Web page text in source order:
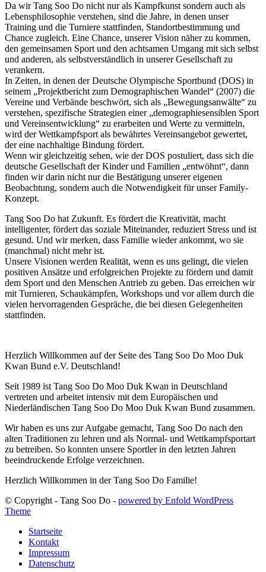
Da wir Tang Soo Do nicht nur als Kampfkunst sondern auch als
Lebensphilosophie verstehen, sind die Jahre, in denen unser
Training und die Turniere stattfinden, Standortbestimmung und
Chance zugleich. Eine Chance, unserer Vision näher zu kommen,
den gemeinsamen Sport und den achtsamen Umgang mit sich selbst
und anderen, als selbstverständlich in unserer Gesellschaft zu
verankern.
In Zeiten, in denen der Deutsche Olympische Sportbund (DOS) in
seinem „Projektbericht zum Demographischen Wandel“ (2007) die
Vereine und Verbände beschwört, sich als „Bewegungsanwälte“ zu
verstehen, spezifische Strategien einer „demographiesensiblen Sport
und Vereinsentwicklung“ zu erarbeiten und Werte zu vermitteln,
wird der Wettkampfsport als bewährtes Vereinsangebot gewertet,
der eine nachhaltige Bindung fördert.
Wenn wir gleichzeitig sehen, wie der DOS postuliert, dass sich die
deutsche Gesellschaft der Kinder und Familien „entwöhnt“, dann
finden wir darin nicht nur die Bestätigung unserer eigenen
Beobachtung, sondern auch die Notwendigkeit für unser Family-
Konzept.
Tang Soo Do hat Zukunft. Es fördert die Kreativität, macht
intelligenter, fördert das soziale Miteinander, reduziert Stress und ist
gesund. Und wir merken, dass Familie wieder ankommt, wo sie
(manchmal) nicht mehr ist.
Unsere Visionen werden Realität, wenn es uns gelingt, die vielen
positiven Ansätze und erfolgreichen Projekte zu fördern und damit
dem Sport und den Menschen Antrieb zu geben. Das erreichen wir
mit Turnieren, Schaukämpfen, Workshops und vor allem durch die
vielen hervorragenden Gespräche, die bei diesen Gelegenheiten
stattfinden.
Herzlich Willkommen auf der Seite des Tang Soo Do Moo Duk
Kwan Bund e.V. Deutschland!
Seit 1989 ist Tang Soo Do Moo Duk Kwan in Deutschland
vertreten und arbeitet intensiv mit dem Europäischen und
Niederländischen Tang Soo Do Moo Duk Kwan Bund zusammen.
Wir haben es uns zur Aufgabe gemacht, Tang Soo Do nach den
alten Traditionen zu lehren und als Normal- und Wettkampfsportart
zu betreiben. So konnten unsere Sportler in den letzten Jahren
beeindruckende Erfolge verzeichnen.
Herzlich Willkommen in der Tang Soo Do Familie!
© Copyright - Tang Soo Do - powered by Enfold WordPress
Theme
Startseite
Kontakt
Impressum
Datenschutz